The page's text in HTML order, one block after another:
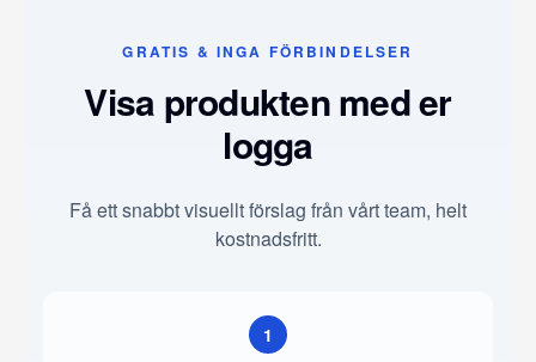
GRATIS & INGA FÖRBINDELSER
Visa produkten med er
logga
Få ett snabbt visuellt förslag från vårt team, helt
kostnadsfritt.
1